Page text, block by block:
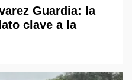
Guardia: la
clave a la